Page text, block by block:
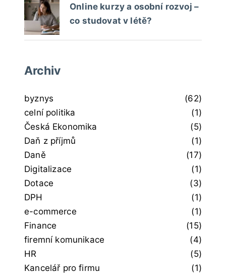
Online kurzy a osobní rozvoj –
co studovat v létě?
Archiv
byznys
(62)
celní politika
(1)
Česká Ekonomika
(5)
Daň z příjmů
(1)
Daně
(17)
Digitalizace
(1)
Dotace
(3)
DPH
(1)
e-commerce
(1)
Finance
(15)
firemní komunikace
(4)
HR
(5)
Kancelář pro firmu
(1)